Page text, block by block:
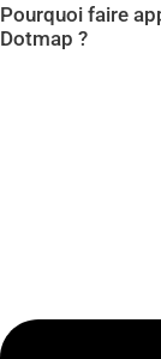
Pourquoi faire
Dotmap ?